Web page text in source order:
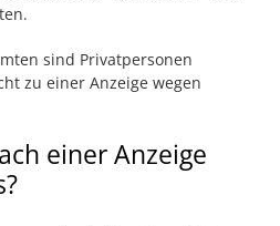
sind Privatpersonen
zu einer Anzeige wegen
einer Anzeige